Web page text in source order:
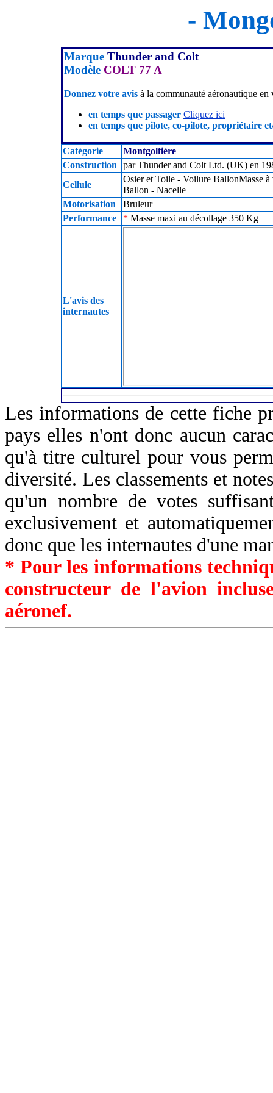
-
Marque Thunder and Colt
Modèle COLT 77 A
Donnez votre avis à la communauté aéronautique en
en temps que passager Cliquez ici
en temps que pilote, co-pilote, propriétaire
Catégorie
Montgolfière
Construction
par Thunder and Colt Ltd. (UK) en
Cellule
Osier et Toile - Voilure BallonMasse
Ballon - Nacelle
Motorisation
Bruleur
Performance
* Masse maxi au décollage 350 Kg
L'avis des
internautes
Les informations de cette fiche
pays elles n'ont donc aucun
qu'à titre culturel pour vous
diversité. Les classements et
qu'un nombre de votes
exclusivement et
donc que les internautes d'une
* Pour les informations
constructeur de l'avion
aéronef.